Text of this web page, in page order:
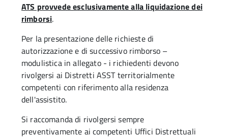
ATS provvede esclusivamente alla liquidazione dei
rimborsi.
Per la presentazione delle richieste di
autorizzazione e di successivo rimborso –
modulistica in allegato - i richiedenti devono
rivolgersi ai Distretti ASST territorialmente
competenti con riferimento alla residenza
dell'assistito.
Si raccomanda di rivolgersi sempre
preventivamente ai competenti Uffici Distrettuali